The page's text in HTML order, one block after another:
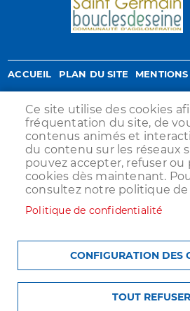
Menu
Pied
de
page
ACCUEIL PLAN DU SITE
ACCESSIBILITÉ : PARTIELLEMENT
S'IDENTIFIER
Ce site utilise des cookies
fréquentation du site, de
contenus animés et
du contenu sur les réseaux
pouvez accepter, refuser ou
cookies dès maintenant.
consultez notre politique
Politique de confidentialité
CONFIGURATION DES
TOUT REFUSER